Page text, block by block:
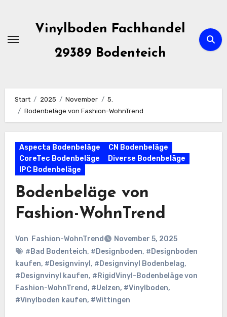
springen
Vinylboden Fachhandel
29389 Bodenteich
Start 2025 November
5.
Bodenbeläge von Fashion-WohnTrend
Aspecta Bodenbeläge
CN Bodenbeläge
CoreTec Bodenbeläge
Diverse Bodenbeläge
IPC Bodenbeläge
Bodenbeläge von
Fashion-WohnTrend
Von Fashion-WohnTrend
November 5, 2025
#Bad Bodenteich, #Designboden, #Designboden
kaufen, #Designvinyl , #Designvinyl Bodenbelag,
#Designvinyl kaufen, #RigidVinyl-Bodenbeläge von
Fashion-WohnTrend, #Uelzen, #Vinylboden,
#Vinylboden kaufen, #Wittingen